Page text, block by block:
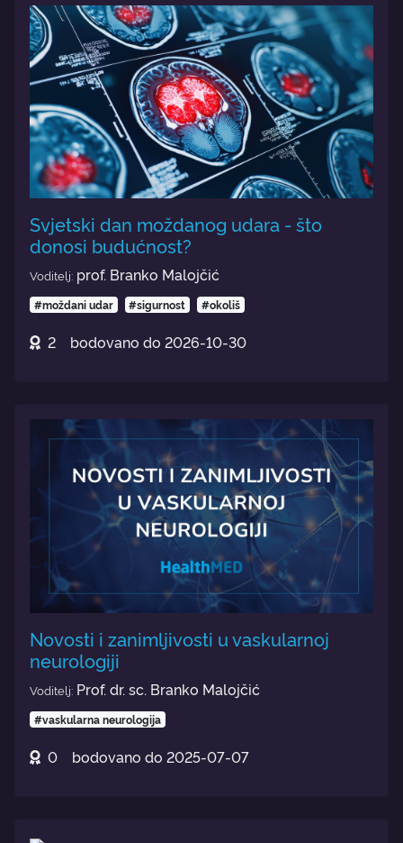
Svjetski dan moždanog udara - što
donosi budućnost?
Voditelj: prof. Branko Malojčić
#moždani udar #sigurnost #okoliš
2 bodovano do 2026-10-30
Novosti i zanimljivosti u vaskularnoj
neurologiji
Voditelj: Prof. dr. sc. Branko Malojčić
#vaskularna neurologija
0 bodovano do 2025-07-07